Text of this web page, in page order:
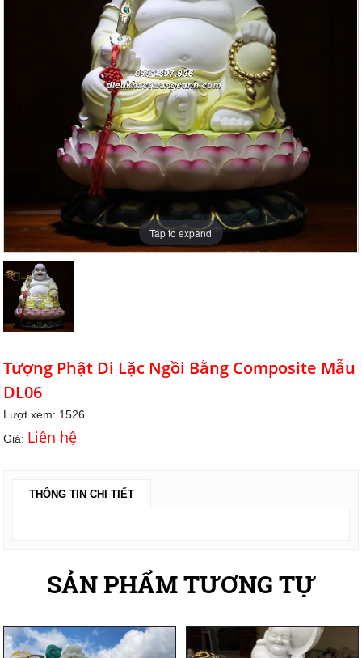
Tap to expand
Tượng Phật Di Lặc Ngồi Bằng Composite Mẫu
DL06
Lượt xem: 1526
Giá: Liên hệ
THÔNG TIN CHI TIẾT
SẢN PHẨM TƯƠNG TỰ